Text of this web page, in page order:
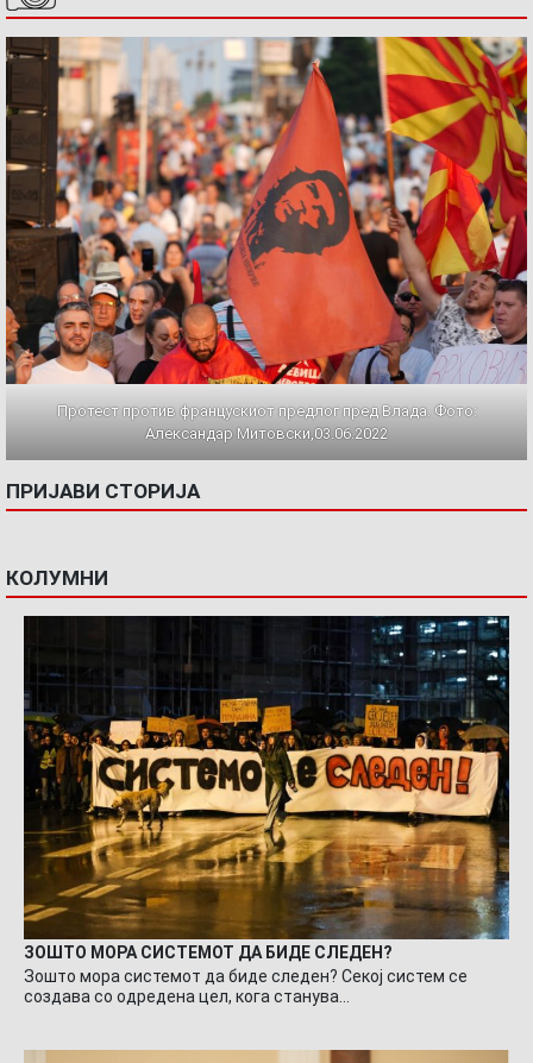
Протест против францускиот предлог пред Влада. Фото:
Александар Митовски,03.06.2022
ПРИЈАВИ СТОРИЈА
КОЛУМНИ
ЗОШТО МОРА СИСТЕМОТ ДА БИДЕ СЛЕДЕН?
Зошто мора системот да биде следен? Секој систем се
создава со одредена цел, кога станува…